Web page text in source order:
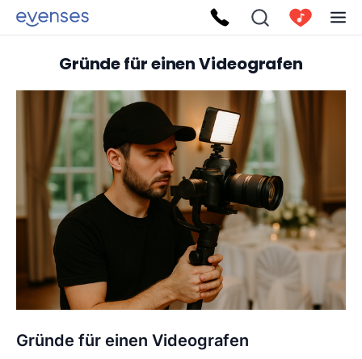
Gründe für einen Videografen
Gründe für einen Videografen